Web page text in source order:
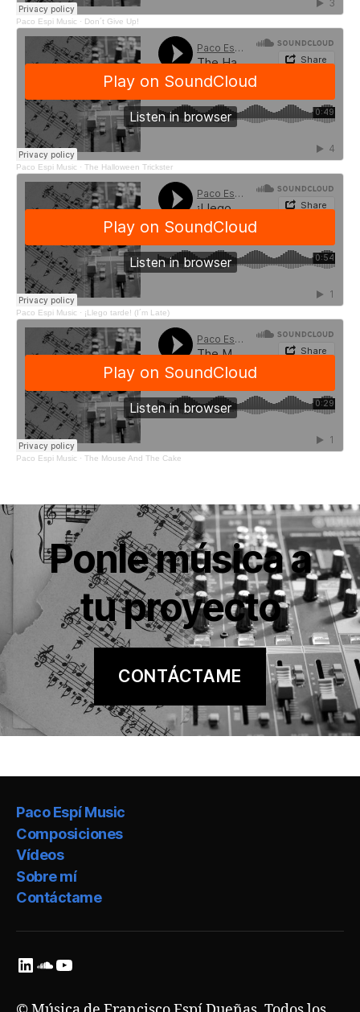
Paco Espi Music · Don´t Give Up!
Paco Espi Music · The Halloween Trickster
Paco Espi Music · ¡Llego tarde! (I´m Late)
Paco Espi Music · The Mouse And The Cake
Ponle música a
tu proyecto
CONTÁCTAME
Paco Espí Music
Composiciones
Vídeos
Sobre mí
Contáctame
LinkedIn
SoundCloud
YouTube